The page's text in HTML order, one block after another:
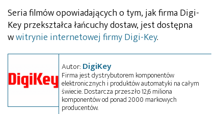
Seria filmów opowiadających o tym, jak firma Digi-
Key przekształca łańcuchy dostaw, jest dostępna
wwitrynie internetowej firmy Digi-Key.
Autor: DigiKey
Firma jest dystrybutorem komponentów
elektronicznych i produktów automatyki na całym
świecie. Dostarcza przeszło 12,6 miliona
komponentów od ponad 2000 markowych
producentów.